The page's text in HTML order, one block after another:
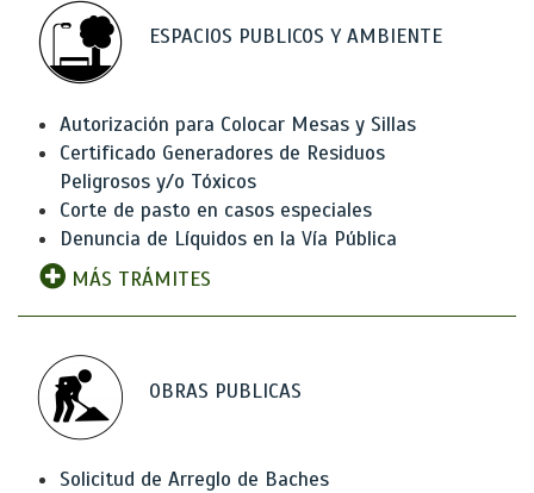
ESPACIOS PUBLICOS Y AMBIENTE
Autorización para Colocar Mesas y Sillas
Certificado Generadores de Residuos
Peligrosos y/o Tóxicos
Corte de pasto en casos especiales
Denuncia de Líquidos en la Vía Pública
MÁS TRÁMITES
OBRAS PUBLICAS
Solicitud de Arreglo de Baches